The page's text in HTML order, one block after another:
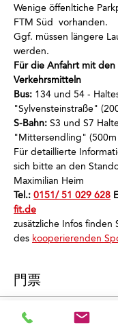
Wenige öffenltiche
FTM Süd  vorhanden.
Ggf. müssen längere
werden.
Für die Anfahrt mit
Verkehrsmitteln
Bus: 134 und 54 -
"Sylvensteinstraße"
S-Bahn: S3 und S7
"Mittersendling" (500m
Für detaillierte
sich bitte an den
Maximilian Heim
Tel.: 0151/ 51 029 628
fit.de
zusätzliche Infos finden
des kooperierenden
門票
銷售已完結